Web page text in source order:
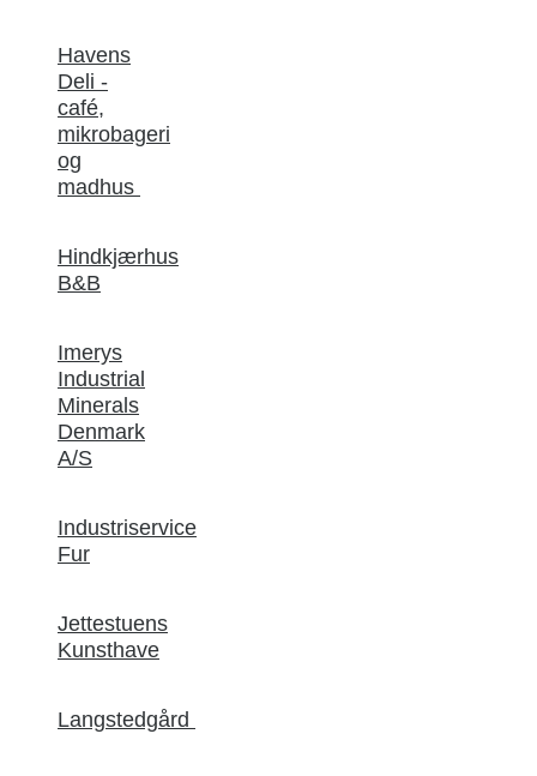
Havens
Deli -
café,
mikrobageri
og
madhus
Hindkjærhus
B&B
Imerys
Industrial
Minerals
Denmark
A/S
Industriservice
Fur
Jettestuens
Kunsthave
Langstedgård